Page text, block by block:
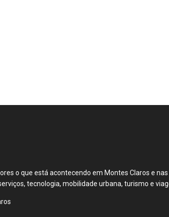
o que está acontecendo em Montes Claros e
tecnologia, mobilidade urbana, turismo e